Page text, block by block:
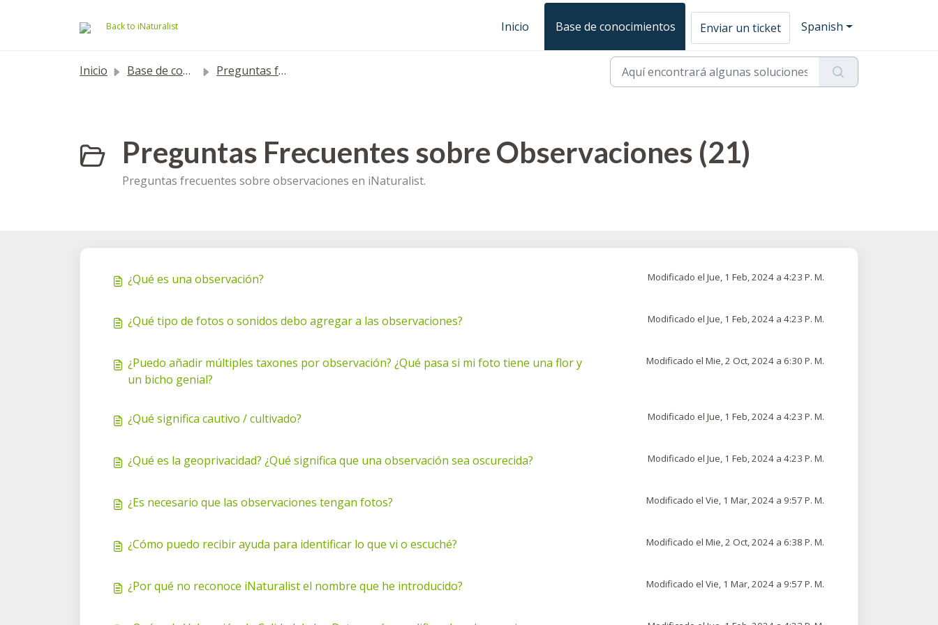
Back to iNaturalist Inicio Base de conocimientos Enviar un ticket Spanish
Inicio Base de conocimientos Preguntas frecuentes
Preguntas Frecuentes sobre Observaciones (21)
Preguntas frecuentes sobre observaciones en iNaturalist.
¿Qué es una observación? Modificado el Jue, 1 Feb, 2024 a 4:23 P. M.
¿Qué tipo de fotos o sonidos debo agregar a las observaciones? Modificado el Jue, 1 Feb, 2024 a 4:23 P. M.
¿Puedo añadir múltiples taxones por observación? ¿Qué pasa si mi foto tiene una flor y
un bicho genial?
Modificado el Mie, 2 Oct, 2024 a 6:30 P. M.
¿Qué significa cautivo / cultivado? Modificado el Jue, 1 Feb, 2024 a 4:23 P. M.
¿Qué es la geoprivacidad? ¿Qué significa que una observación sea oscurecida? Modificado el Jue, 1 Feb, 2024 a 4:23 P. M.
¿Es necesario que las observaciones tengan fotos? Modificado el Vie, 1 Mar, 2024 a 9:57 P. M.
¿Cómo puedo recibir ayuda para identificar lo que vi o escuché? Modificado el Mie, 2 Oct, 2024 a 6:38 P. M.
¿Por qué no reconoce iNaturalist el nombre que he introducido? Modificado el Vie, 1 Mar, 2024 a 9:57 P. M.